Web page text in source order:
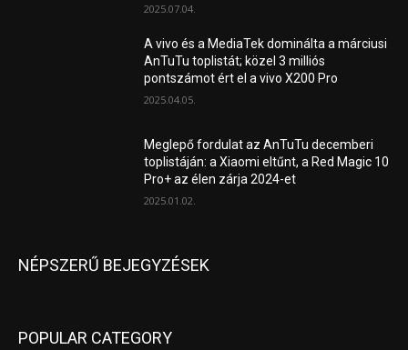
2025.07.04.
A vivo és a MediaTek dominálta a márciusi
AnTuTu toplistát; közel 3 milliós
pontszámot ért el a vivo X200 Pro
2025.04.05.
Meglepő fordulat az AnTuTu decemberi
toplistáján: a Xiaomi eltűnt, a Red Magic 10
Pro+ az élen zárja 2024-et
2025.01.02.
NÉPSZERŰ BEJEGYZÉSEK
POPULAR CATEGORY